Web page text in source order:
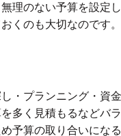
理のない予算を設定
くのも大切なのです。
プランニング・資
多く見積もるなどバ
予算の取り合いにな